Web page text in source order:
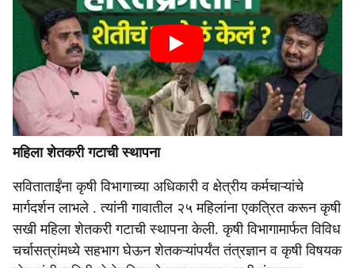
महिला शेतकरी गटाची स्थापना
सविताताईंना कृषी विभागाच्या अधिकारी व क्षेत्रीय कर्मचाऱ्यांचे
मार्गदर्शन लाभले . त्यांनी गावातील २५ महिलांना एकत्रित करून कृषी
सखी महिला शेतकरी गटाची स्थापना केली. कृषी विभागामार्फत विविध
चर्चासत्रांमध्ये सहभाग घेऊन शेतकऱ्यांपर्यंत तंत्रज्ञान व कृषी विषयक